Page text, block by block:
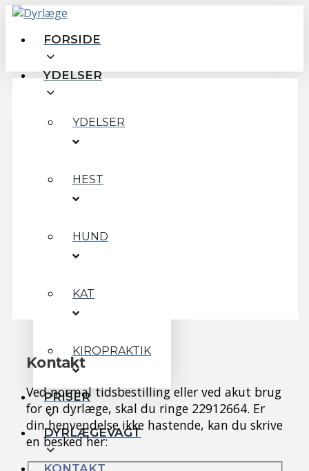
FORSIDE
YDELSER
YDELSER
HEST
HUND
KAT
KIROPRAKTIK
PRISER
DYRLÆGEVAGT
Kontakt
Ved normal tidsbestilling eller ved akut brug
for en dyrlæge, skal du ringe 22912664. Er
din henvendelse ikke hastende, kan du skrive
en besked her: